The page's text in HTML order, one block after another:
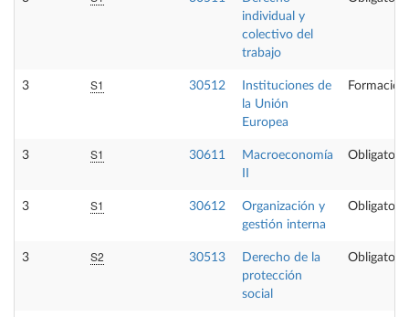
individual y
colectivo del
trabajo
3 S1 30512
Instituciones de
la Unión
Europea
3 S1 30611
Macroeconomía
Obligatoria
3 S1 30612
Organización y
gestión interna
Obligatoria
3 S2 30513
Derecho de la
protección
social
Obligatoria